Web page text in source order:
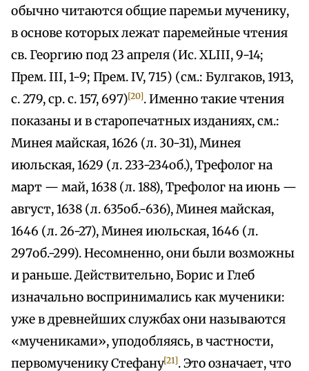
обычно читаются общие паремьи мученику,
в основе которых лежат паремейные чтения
св. Георгию под 23 апреля (Ис. XLIII, 9-14;
Прем. III, 1-9; Прем. IV, 715) (см.: Булгаков, 1913,
с. 279, ср. с. 157, 697)[20]. Именно такие чтения
показаны и в старопечатных изданиях, см.:
Минея майская, 1626 (л. 30-31), Минея
июльская, 1629 (л. 233-234об.), Трефолог на
март — май, 1638 (л. 188), Трефолог на июнь —
август, 1638 (л. 635об.-636), Минея майская,
1646 (л. 26-27), Минея июльская, 1646 (л.
297об.-299). Несомненно, они были возможны
и раньше. Действительно, Борис и Глеб
изначально воспринимались как мученики:
уже в древнейших службах они называются
«мучениками», уподобляясь, в частности,
первомученику Стефану[21]. Это означает, что